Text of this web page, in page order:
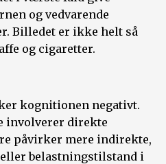
og vedvarende
Billedet er ikke helt så
og cigaretter.
kognitionen negativt.
involverer direkte
påvirker mere indirekte,
belastningstilstand i